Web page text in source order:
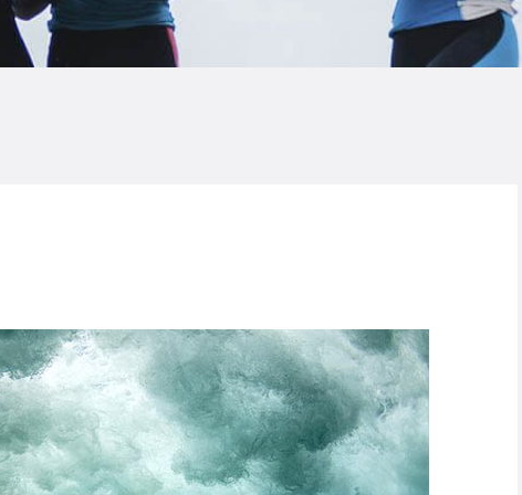
BLOG
SURFERS
WEBCAM SALINAS
PEDIDOS